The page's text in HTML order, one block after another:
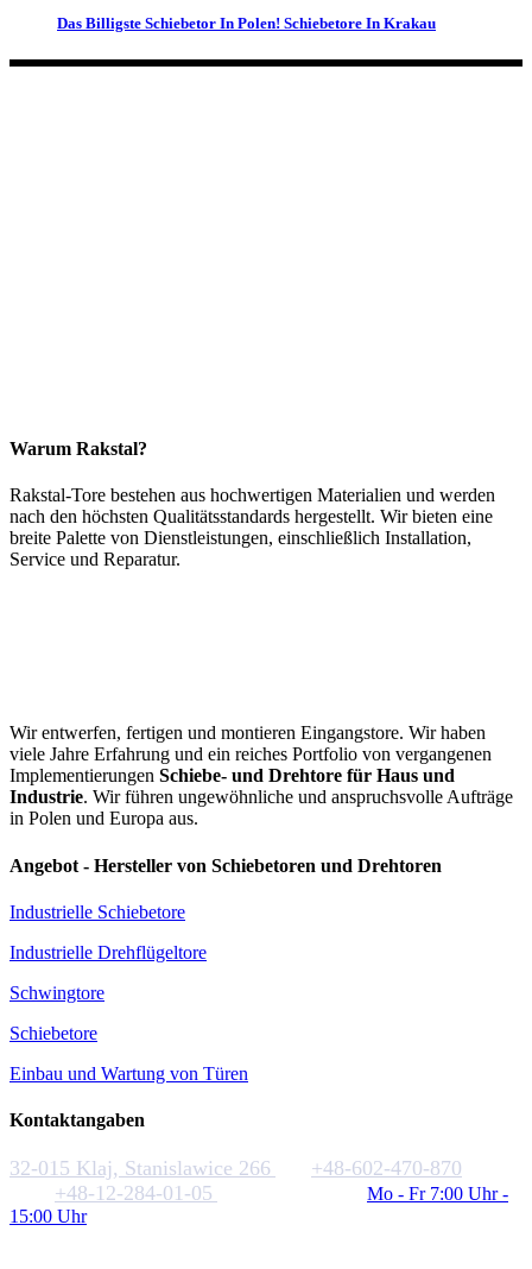
Das Billigste Schiebetor In Polen! Schiebetore In Krakau
Warum Rakstal?
Rakstal-Tore bestehen aus hochwertigen Materialien und werden
nach den höchsten Qualitätsstandards hergestellt. Wir bieten eine
breite Palette von Dienstleistungen, einschließlich Installation,
Service und Reparatur.
Wir entwerfen, fertigen und montieren Eingangstore. Wir haben
viele Jahre Erfahrung und ein reiches Portfolio von vergangenen
Implementierungen Schiebe- und Drehtore für Haus und
Industrie. Wir führen ungewöhnliche und anspruchsvolle Aufträge
in Polen und Europa aus.
Angebot - Hersteller von Schiebetoren und Drehtoren
Industrielle Schiebetore
Industrielle Drehflügeltore
Schwingtore
Schiebetore
Einbau und Wartung von Türen
Kontaktangaben
32-015 Klaj, Stanislawice 266
+48-602-470-870
+48-12-284-01-05
Mo - Fr 7:00 Uhr -
15:00 Uhr